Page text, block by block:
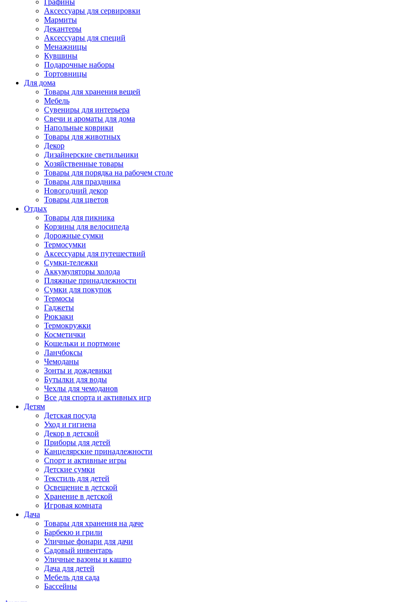
Графины
Аксессуары для сервировки
Мармиты
Декантеры
Аксессуары для специй
Менажницы
Кувшины
Подарочные наборы
Тортовницы
Для дома
Товары для хранения вещей
Мебель
Сувениры для интерьера
Свечи и ароматы для дома
Напольные коврики
Товары для животных
Декор
Дизайнерские светильники
Хозяйственные товары
Товары для порядка на рабочем столе
Товары для праздника
Новогодний декор
Товары для цветов
Отдых
Товары для пикника
Корзины для велосипеда
Дорожные сумки
Термосумки
Аксессуары для путешествий
Сумки-тележки
Аккумуляторы холода
Пляжные принадлежности
Сумки для покупок
Термосы
Гаджеты
Рюкзаки
Термокружки
Косметички
Кошельки и портмоне
Ланчбоксы
Чемоданы
Зонты и дождевики
Бутылки для воды
Чехлы для чемоданов
Все для спорта и активных игр
Детям
Детская посуда
Уход и гигиена
Декор в детской
Приборы для детей
Канцелярские принадлежности
Спорт и активные игры
Детские сумки
Текстиль для детей
Освещение в детской
Хранение в детской
Игровая комната
Дача
Товары для хранения на даче
Барбекю и грили
Уличные фонари для дачи
Садовый инвентарь
Уличные вазоны и кашпо
Дача для детей
Мебель для сада
Бассейны